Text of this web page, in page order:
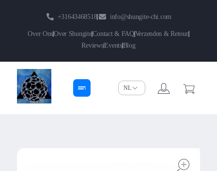
+31643468518 info@shungite-chi.com
Over OnsOver ShungiteContact & FAQVerzenden & Retour
ReviewsEventsBlog